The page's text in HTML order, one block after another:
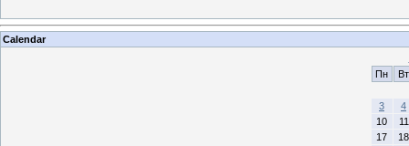
Calendar
Пн
Вт
3
4
10
11
17
18